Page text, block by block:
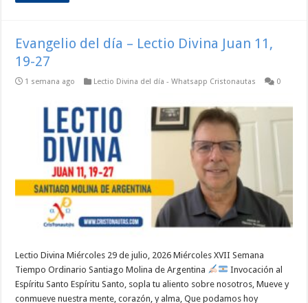
Evangelio del día – Lectio Divina Juan 11,
19-27
1 semana ago Lectio Divina del día - Whatsapp Cristonautas 0
Lectio Divina Miércoles 29 de julio, 2026 Miércoles XVII Semana
Tiempo Ordinario Santiago Molina de Argentina
Invocación al
Espíritu Santo Espíritu Santo, sopla tu aliento sobre nosotros, Mueve y
conmueve nuestra mente, corazón, y alma, Que podamos hoy